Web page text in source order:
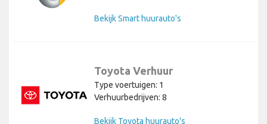
Bekijk Smart huurauto's
Toyota Verhuur
Type voertuigen: 1
Verhuurbedrijven: 8
Bekijk Toyota huurauto's